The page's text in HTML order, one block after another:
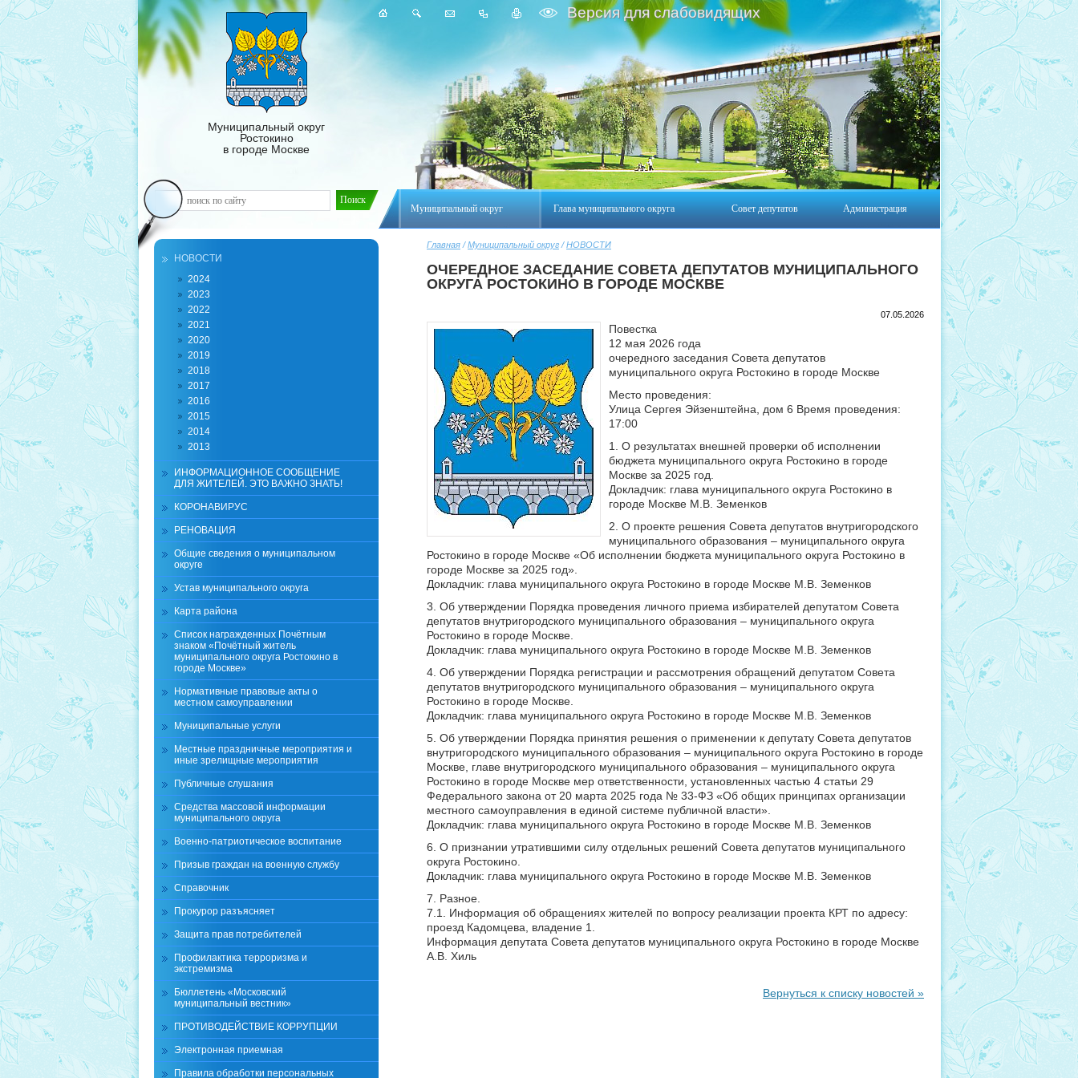
Муниципальный округ Глава муниципального округа Совет депутатов Администрация
Муниципальный округ
Ростокино
в городе Москве
Версия для слабовидящих
Главная /Муниципальный округ /НОВОСТИ
ОЧЕРЕДНОЕ ЗАСЕДАНИЕ СОВЕТА ДЕПУТАТОВ МУНИЦИПАЛЬНОГО
ОКРУГА РОСТОКИНО В ГОРОДЕ МОСКВЕ
07.05.2026
Повестка
12 мая 2026 года
очередного заседания Совета депутатов
муниципального округа Ростокино в городе Москве
Место проведения:
Улица Сергея Эйзенштейна, дом 6 Время проведения:
17:00
1. О результатах внешней проверки об исполнении
бюджета муниципального округа Ростокино в городе
Москве за 2025 год.
Докладчик: глава муниципального округа Ростокино в
городе Москве М.В. Земенков
2. О проекте решения Совета депутатов внутригородского
муниципального образования – муниципального округа
Ростокино в городе Москве «Об исполнении бюджета муниципального округа Ростокино в
городе Москве за 2025 год».
Докладчик: глава муниципального округа Ростокино в городе Москве М.В. Земенков
3. Об утверждении Порядка проведения личного приема избирателей депутатом Совета
депутатов внутригородского муниципального образования – муниципального округа
Ростокино в городе Москве.
Докладчик: глава муниципального округа Ростокино в городе Москве М.В. Земенков
4. Об утверждении Порядка регистрации и рассмотрения обращений депутатом Совета
депутатов внутригородского муниципального образования – муниципального округа
Ростокино в городе Москве.
Докладчик: глава муниципального округа Ростокино в городе Москве М.В. Земенков
5. Об утверждении Порядка принятия решения о применении к депутату Совета депутатов
внутригородского муниципального образования – муниципального округа Ростокино в городе
Москве, главе внутригородского муниципального образования – муниципального округа
Ростокино в городе Москве мер ответственности, установленных частью 4 статьи 29
Федерального закона от 20 марта 2025 года № 33-ФЗ «Об общих принципах организации
местного самоуправления в единой системе публичной власти».
Докладчик: глава муниципального округа Ростокино в городе Москве М.В. Земенков
6. О признании утратившими силу отдельных решений Совета депутатов муниципального
округа Ростокино.
Докладчик: глава муниципального округа Ростокино в городе Москве М.В. Земенков
7. Разное.
7.1. Информация об обращениях жителей по вопросу реализации проекта КРТ по адресу:
проезд Кадомцева, владение 1.
Информация депутата Совета депутатов муниципального округа Ростокино в городе Москве
А.В. Хиль
Вернуться к списку новостей »
НОВОСТИ
2024
2023
2022
2021
2020
2019
2018
2017
2016
2015
2014
2013
ИНФОРМАЦИОННОЕ СООБЩЕНИЕ
ДЛЯ ЖИТЕЛЕЙ. ЭТО ВАЖНО ЗНАТЬ!
КОРОНАВИРУС
РЕНОВАЦИЯ
Общие сведения о муниципальном
округе
Устав муниципального округа
Карта района
Список награжденных Почётным
знаком «Почётный житель
муниципального округа Ростокино в
городе Москве»
Нормативные правовые акты о
местном самоуправлении
Муниципальные услуги
Местные праздничные мероприятия и
иные зрелищные мероприятия
Публичные слушания
Средства массовой информации
муниципального округа
Военно-патриотическое воспитание
Призыв граждан на военную службу
Справочник
Прокурор разъясняет
Защита прав потребителей
Профилактика терроризма и
экстремизма
Бюллетень «Московский
муниципальный вестник»
ПРОТИВОДЕЙСТВИЕ КОРРУПЦИИ
Электронная приемная
Правила обработки персональных